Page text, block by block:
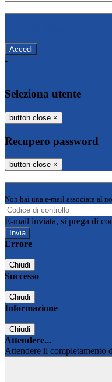
-
Seleziona utente
button close ×
Recupero password
button close ×
Non hai una e-mail associata al
E-mail inviata, si prega di
Errore
Chiudi
Successo
Chiudi
Informazione
Chiudi
Attendere...
Attendere il completamento